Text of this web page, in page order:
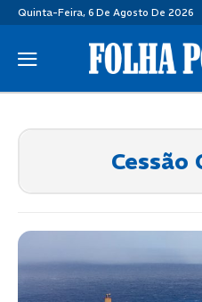
Quinta-Feira, 6 De Agosto De 2026
Cessão